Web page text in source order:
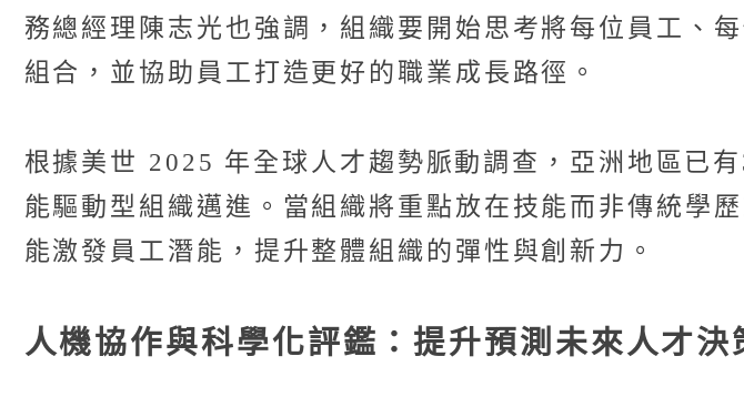
務總經理陳志光也強調，組織要開始思考將每位員工、
組合，並協助員工打造更好的職業成長路徑。
根據美世 2025 年全球人才趨勢脈動調查，亞洲地區已
能驅動型組織邁進。當組織將重點放在技能而非傳統學
能激發員工潛能，提升整體組織的彈性與創新力。
人機協作與科學化評鑑：提升預測未來人才決